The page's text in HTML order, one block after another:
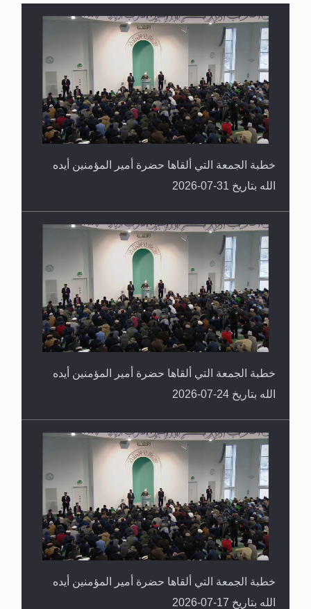
القرآن قاضٍ وحكمٌ على السنة ومهيمنٌ عليها.. ليس
العكس
خطبة الجمعة التي ألقاها حضرة أمير المؤمنين أيده
الله بتاريخ 31-07-2026
خطبة الجمعة التي ألقاها حضرة أمير المؤمنين أيده
الله بتاريخ 24-07-2026
خطبة الجمعة التي ألقاها حضرة أمير المؤمنين أيده
الله بتاريخ 17-07-2026